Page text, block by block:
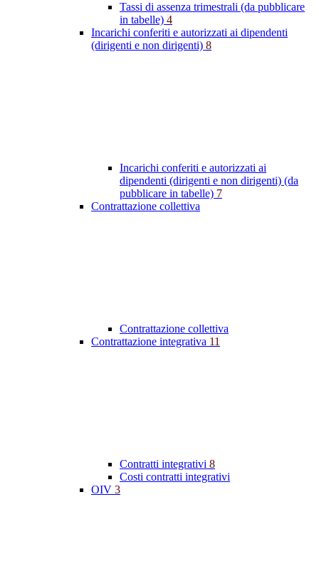
Tassi di assenza trimestrali (da pubblicare
in tabelle) 4
Incarichi conferiti e autorizzati ai dipendenti
(dirigenti e non dirigenti) 8
Incarichi conferiti e autorizzati ai
dipendenti (dirigenti e non dirigenti) (da
pubblicare in tabelle) 7
Contrattazione collettiva
Contrattazione collettiva
Contrattazione integrativa 11
Contratti integrativi 8
Costi contratti integrativi
OIV 3